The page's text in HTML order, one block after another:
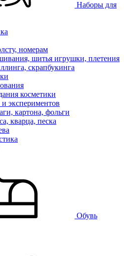
Наборы для
номерам
шитья игрушки, плетения
скрапбукинга
косметики
экспериментов
картона, фольги
кварца, песка
Обувь